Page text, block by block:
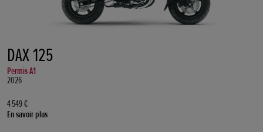
DAX 125
Permis A1
2026
4 549 €
En savoir plus